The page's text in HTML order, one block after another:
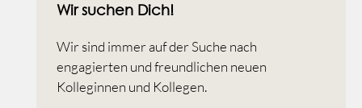
Wir suchen Dich!
Wir sind immer auf der Suche nach
engagierten und freundlichen neuen
Kolleginnen und Kollegen.